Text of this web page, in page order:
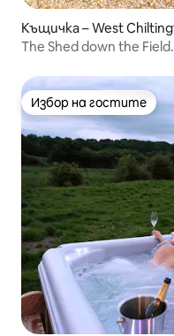
Къщичка – West
The Shed down the
Избор на гостите
Избор на гостите